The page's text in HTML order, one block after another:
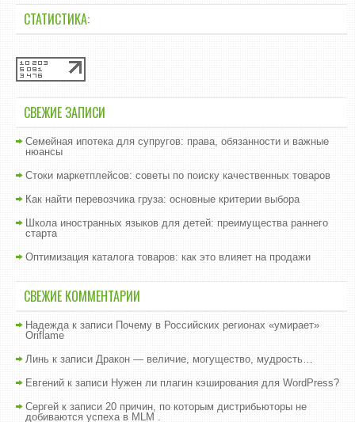
СТАТИСТИКА:
СВЕЖИЕ ЗАПИСИ
Семейная ипотека для супругов: права, обязанности и важные
нюансы
Стоки маркетплейсов: советы по поиску качественных товаров
Как найти перевозчика груза: основные критерии выбора
Школа иностранных языков для детей: преимущества раннего
старта
Оптимизация каталога товаров: как это влияет на продажи
СВЕЖИЕ КОММЕНТАРИИ
Надеждак записи Почему в Российских регионах «умирает»
Oriflame
Линь к записи Дракон — величие, могущество, мудрость…
Евгений к записи Нужен ли плагин кэширования для WordPress?
Сергей к записи 20 причин, по которым дистрибьюторы не
добиваются успеха в MLM .